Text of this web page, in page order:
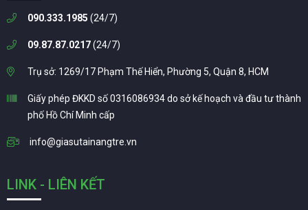
090.333.1985 (24/7)
09.87.87.0217(24/7)
Trụ sở: 1269/17 Phạm Thế Hiển, Phường 5, Quận 8, HCM
Giấy phép ĐKKD số 0316086934 do sở kế hoạch và đầu tư thành
phố Hồ Chí Minh cấp
info@giasutainangtre.vn
LINK - LIÊN KẾT